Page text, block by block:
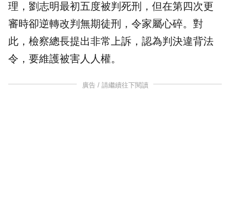
理，劉志明最初五度被判 死刑
，但在第四次更
審時卻逆轉改判無期徒刑，令家屬心碎。對
此，檢察總長提出非常上訴，認為判決違背法
令，要維護被害人人權。
廣告 / 請繼續往下閱讀